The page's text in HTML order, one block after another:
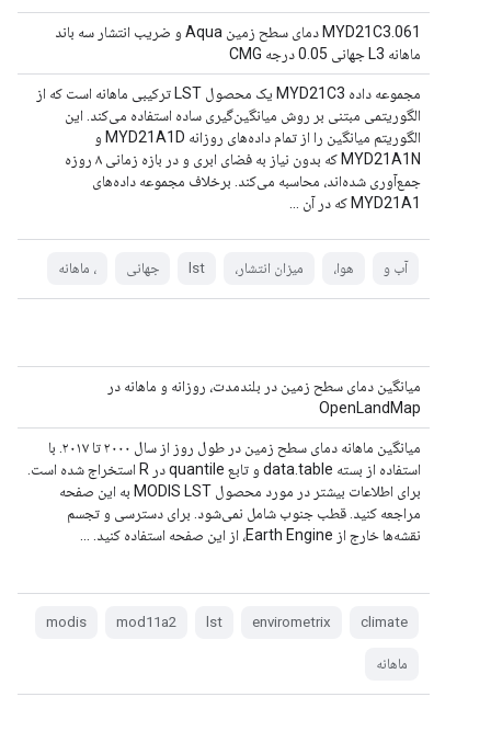
MYD21C3.061 دمای سطح زمین Aqua و ضریب انتشار سه باند
ماهانه L3 جهانی 0.05 درجه CMG
مجموعه داده MYD21C3 یک محصول LST ترکیبی ماهانه است که از
الگوریتمی مبتنی بر روش میانگین‌گیری ساده استفاده می‌کند. این
الگوریتم میانگین را از تمام داده‌های روزانه MYD21A1D و
MYD21A1N که بدون نیاز به فضای ابری و در بازه زمانی ۸ روزه
جمع‌آوری شده‌اند، محاسبه می‌کند. برخلاف مجموعه داده‌های
MYD21A1 که در آن ...
آب و هوا، میزان انتشار، lst جهانی ، ماهانه
میانگین دمای سطح زمین در بلندمدت، روزانه و ماهانه در
OpenLandMap
میانگین ماهانه دمای سطح زمین در طول روز از سال ۲۰۰۰ تا ۲۰۱۷. با
استفاده از بسته data.table و تابع quantile در R استخراج شده است.
برای اطلاعات بیشتر در مورد محصول MODIS LST به این صفحه
مراجعه کنید. قطب جنوب شامل نمی‌شود. برای دسترسی و تجسم
نقشه‌ها خارج از Earth Engine، از این صفحه استفاده کنید. ...
climate
envirometrix
lst
mod11a2
modis
ماهانه